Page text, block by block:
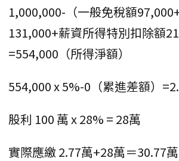
1,000,000-（一般免稅額
131,000+薪資所得特別扣除額
=554,000（所得淨額）
554,000 x 5%-0（累進差額）
股利 100 萬 x 28% = 28萬
實際應繳 2.77萬+28萬＝30.77萬